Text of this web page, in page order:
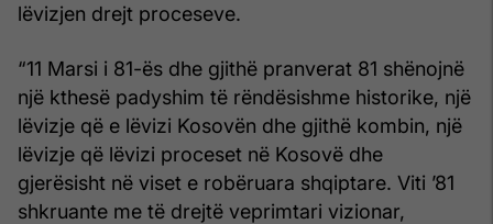
lëvizjen drejt proceseve.
“11 Marsi i 81-ës dhe gjithë pranverat 81 shënojnë
një kthesë padyshim të rëndësishme historike, një
lëvizje që e lëvizi Kosovën dhe gjithë kombin, një
lëvizje që lëvizi proceset në Kosovë dhe
gjerësisht në viset e robëruara shqiptare. Viti ’81
shkruante me të drejtë veprimtari vizionar,